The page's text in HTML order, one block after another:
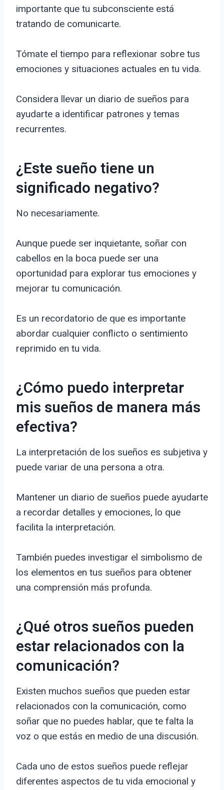
importante que tu subconsciente está
tratando de comunicarte.
Tómate el tiempo para reflexionar sobre tus
emociones y situaciones actuales en tu vida.
Considera llevar un diario de sueños para
ayudarte a identificar patrones y temas
recurrentes.
¿Este sueño tiene un
significado negativo?
No necesariamente.
Aunque puede ser inquietante, soñar con
cabellos en la boca puede ser una
oportunidad para explorar tus emociones y
mejorar tu comunicación.
Es un recordatorio de que es importante
abordar cualquier conflicto o sentimiento
reprimido en tu vida.
¿Cómo puedo interpretar
mis sueños de manera más
efectiva?
La interpretación de los sueños es subjetiva y
puede variar de una persona a otra.
Mantener un diario de sueños puede ayudarte
a recordar detalles y emociones, lo que
facilita la interpretación.
También puedes investigar el simbolismo de
los elementos en tus sueños para obtener
una comprensión más profunda.
¿Qué otros sueños pueden
estar relacionados con la
comunicación?
Existen muchos sueños que pueden estar
relacionados con la comunicación, como
soñar que no puedes hablar, que te falta la
voz o que estás en medio de una discusión.
Cada uno de estos sueños puede reflejar
diferentes aspectos de tu vida emocional y